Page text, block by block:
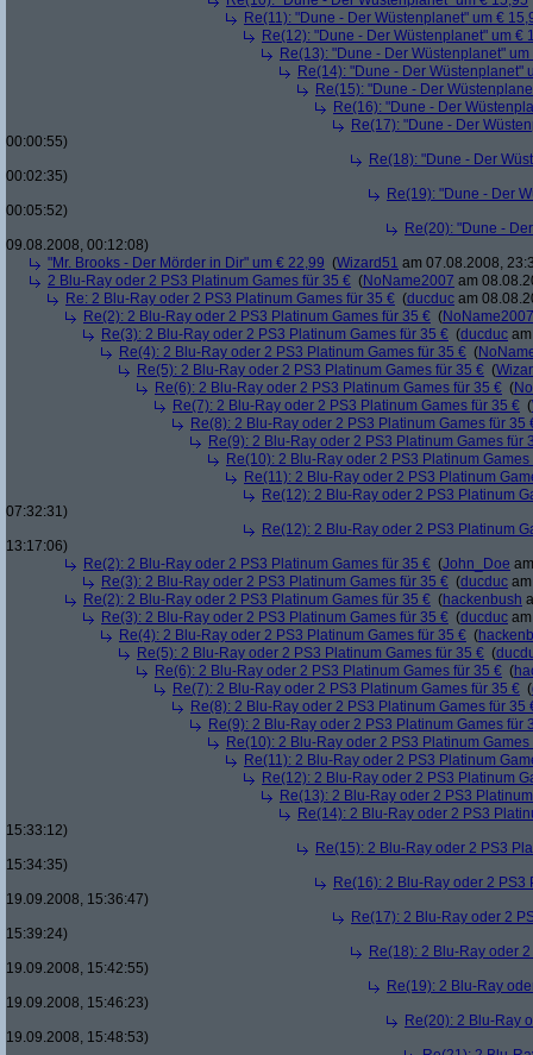
Re(11): "Dune - Der Wüstenplanet" um €
Re(12): "Dune - Der Wüstenplanet" um €
Re(13): "Dune - Der Wüstenplanet"
Re(14): "Dune - Der Wüstenplanet"
Re(15): "Dune - Der
Re(16): "Dune - Der
Re(17): "Dune - Der
00:00:55)
Re(18): "Dune - Der
00:02:35)
Re(19): "Dune - Der
00:05:52)
Re(20): "Dune -
09.08.2008, 00:12:08)
"Mr. Brooks - Der Mörder in Dir" um € 22,99 (Wizard51 am 07.08.2008,
2 Blu-Ray oder 2 PS3 Platinum Games für 35 € (NoName2007 am
Re: 2 Blu-Ray oder 2 PS3 Platinum Games für 35 € (ducduc am
Re(2): 2 Blu-Ray oder 2 PS3 Platinum Games für 35 € (NoName2007
Re(3): 2 Blu-Ray oder 2 PS3 Platinum Games für 35 € (ducduc
Re(4): 2 Blu-Ray oder 2 PS3 Platinum Games für 35 € (
Re(5): 2 Blu-Ray oder 2 PS3 Platinum Games für 35 € (
Re(6): 2 Blu-Ray oder 2 PS3 Platinum Games für 35 € (
Re(7): 2 Blu-Ray oder 2 PS3 Platinum Games für 35 € (
Re(8): 2 Blu-Ray oder 2 PS3 Platinum Games für 35
Re(9): 2 Blu-Ray oder 2 PS3 Platinum Games für
Re(10): 2 Blu-Ray oder 2 PS3 Platinum Games
Re(11): 2 Blu-Ray oder 2 PS3 Platinum
Re(12): 2 Blu-Ray oder 2 PS3 Platinum
07:32:31)
Re(12): 2 Blu-Ray oder 2 PS3 Platinum
13:17:06)
Re(2): 2 Blu-Ray oder 2 PS3 Platinum Games für 35 € (John_Doe
Re(3): 2 Blu-Ray oder 2 PS3 Platinum Games für 35 € (ducduc
Re(2): 2 Blu-Ray oder 2 PS3 Platinum Games für 35 € (hackenbush
Re(3): 2 Blu-Ray oder 2 PS3 Platinum Games für 35 € (ducduc
Re(4): 2 Blu-Ray oder 2 PS3 Platinum Games für 35 € (
Re(5): 2 Blu-Ray oder 2 PS3 Platinum Games für 35 € (
Re(6): 2 Blu-Ray oder 2 PS3 Platinum Games für 35 € (
Re(7): 2 Blu-Ray oder 2 PS3 Platinum Games für 35 € (
Re(8): 2 Blu-Ray oder 2 PS3 Platinum Games für 35
Re(9): 2 Blu-Ray oder 2 PS3 Platinum Games für
Re(10): 2 Blu-Ray oder 2 PS3 Platinum Games
Re(11): 2 Blu-Ray oder 2 PS3 Platinum
Re(12): 2 Blu-Ray oder 2 PS3 Platinum
Re(13): 2 Blu-Ray oder 2 PS3
Re(14): 2 Blu-Ray oder 2 PS3
15:33:12)
Re(15): 2 Blu-Ray oder 2 PS3
15:34:35)
Re(16): 2 Blu-Ray oder 2 PS3
19.09.2008, 15:36:47)
Re(17): 2 Blu-Ray oder 2
15:39:24)
Re(18): 2 Blu-Ray oder
19.09.2008, 15:42:55)
Re(19): 2 Blu-Ray
19.09.2008, 15:46:23)
Re(20): 2 Blu-Ray
19.09.2008, 15:48:53)